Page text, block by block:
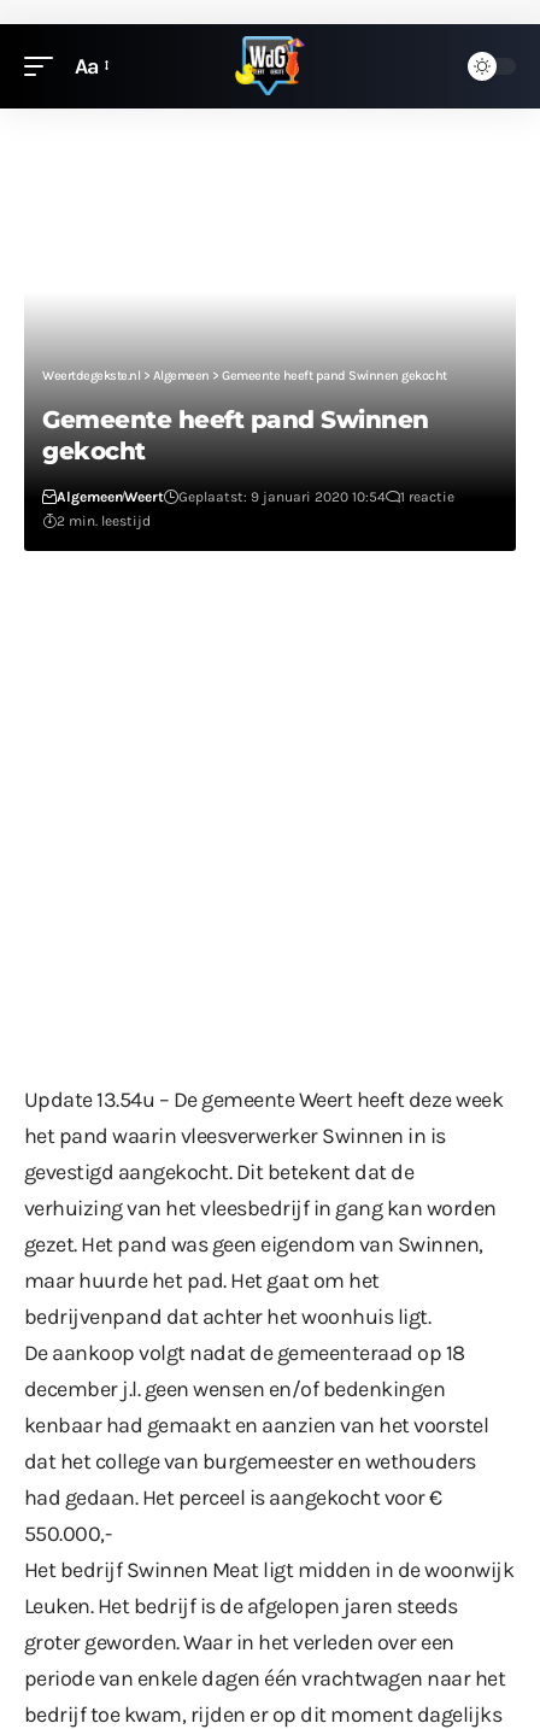
Aa
Weertdegekste.nl > Algemeen > Gemeente heeft pand Swinnen gekocht
Gemeente heeft pand Swinnen
gekocht
AlgemeenWeert Geplaatst: 9 januari 2020 10:54
1 reactie
2 min. leestijd
Update 13.54u – De gemeente Weert heeft deze week
het pand waarin vleesverwerker Swinnen in is
gevestigd aangekocht. Dit betekent dat de
verhuizing van het vleesbedrijf in gang kan worden
gezet. Het pand was geen eigendom van Swinnen,
maar huurde het pad. Het gaat om het
bedrijvenpand dat achter het woonhuis ligt.
De aankoop volgt nadat de gemeenteraad op 18
december j.l. geen wensen en/of bedenkingen
kenbaar had gemaakt en aanzien van het voorstel
dat het college van burgemeester en wethouders
had gedaan. Het perceel is aangekocht voor €
550.000,-
Het bedrijf Swinnen Meat ligt midden in de woonwijk
Leuken. Het bedrijf is de afgelopen jaren steeds
groter geworden. Waar in het verleden over een
periode van enkele dagen één vrachtwagen naar het
bedrijf toe kwam, rijden er op dit moment dagelijks